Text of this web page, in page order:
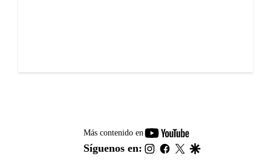
Más contenido en
youtube-
footer
Síguenos en: instagram
facebook
twitter